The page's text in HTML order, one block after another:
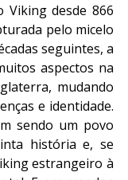
desde 866
pelo micelo
seguintes, a
aspectos na
mudando
e identidade.
sendo um povo
história e, se
estrangeiro à